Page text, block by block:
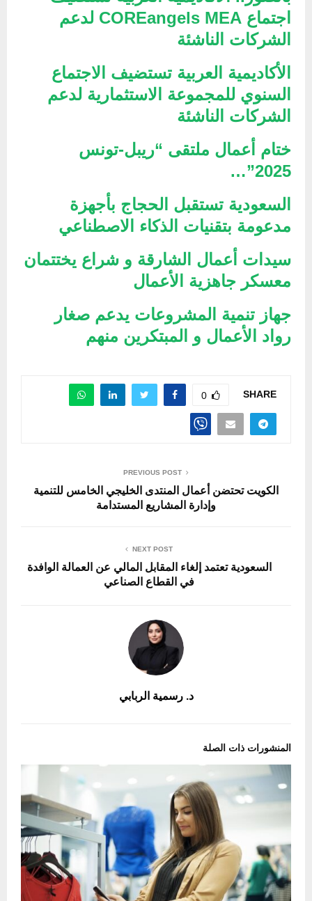
اجتماع COREangels MEA لدعم
الشركات الناشئة
الأكاديمية العربية تستضيف الاجتماع
السنوي للمجموعة الاستثمارية لدعم
الشركات الناشئة
ختام أعمال ملتقى “ريبل-تونس
2025”…
السعودية تستقبل الحجاج بأجهزة
مدعومة بتقنيات الذكاء الاصطناعي
سيدات أعمال الشارقة و شراع يختتمان
معسكر جاهزية الأعمال
جهاز تنمية المشروعات يدعم صغار
رواد الأعمال و المبتكرين منهم
SHARE
0
PREVIOUS POST
الكويت تحتضن أعمال المنتدى الخليجي الخامس للتنمية
وإدارة المشاريع المستدامة
NEXT POST
السعودية تعتمد إلغاء المقابل المالي عن العمالة الوافدة
في القطاع الصناعي
د. رسمية الربابي
المنشورات ذات الصلة